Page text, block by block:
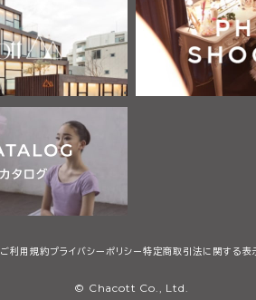
ご利用規約プライバシーポリシー特定商取引法に関する表
© Chacott Co., Ltd.